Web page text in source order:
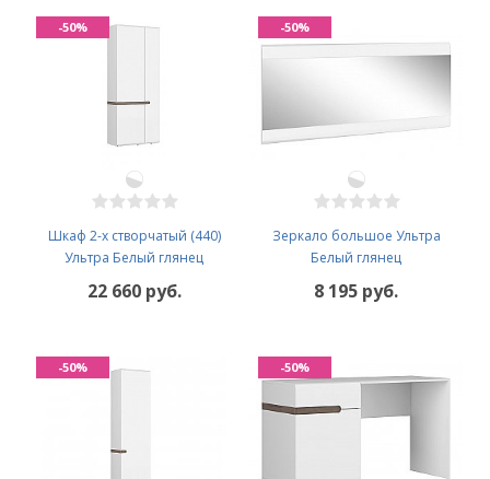
Шкаф 2-х створчатый (440)
Ультра Белый глянец
22 660 руб.
-50%
Зеркало большое Ультра
Белый глянец
8 195 руб.
-50%
-50% -50%